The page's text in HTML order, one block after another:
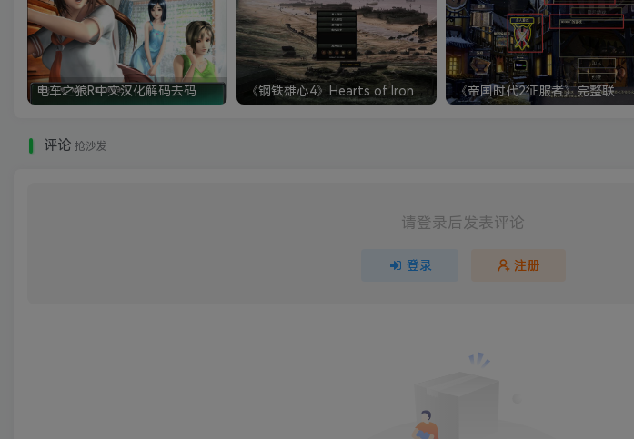
《帝国时代2征服者》完整联机版 支持局域网+对战平台
评论 抢沙发
请登录后发表评论
登录 注册